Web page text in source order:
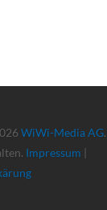
WiWi-Media AG
Impressum |